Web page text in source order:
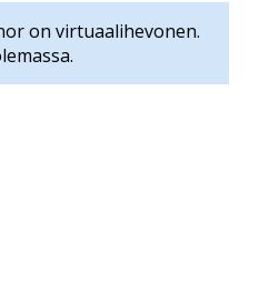
on virtuaalihevonen.